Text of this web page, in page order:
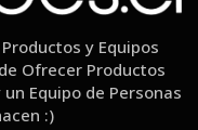
y Equipos
Ofrecer Productos
Equipo de Personas
:)